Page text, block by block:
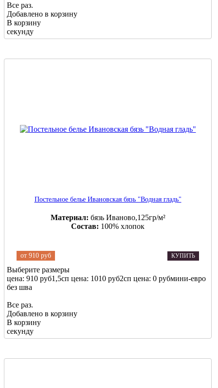
Все раз.
Добавлено в корзину
В корзину
секунду
Постельное белье Ивановская бязь "Водная гладь"
Материал: бязь Иваново,125гр/м²
Состав: 100% хлопок
от 910 руб КУПИТЬ
Выберите размеры
цена: 910 руб1,5сп цена: 1010 руб2сп цена: 0 рубмини-евро
без шва
Все раз.
Добавлено в корзину
В корзину
секунду